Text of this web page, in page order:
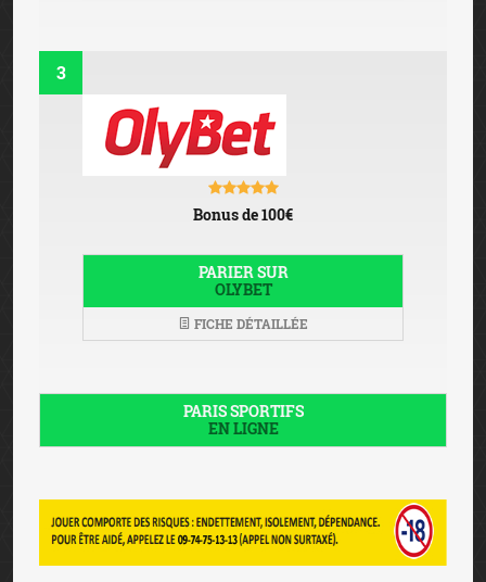
3
Bonus de 100€
PARIER SUR
OLYBET
FICHE DÉTAILLÉE
PARIS SPORTIFS
EN LIGNE